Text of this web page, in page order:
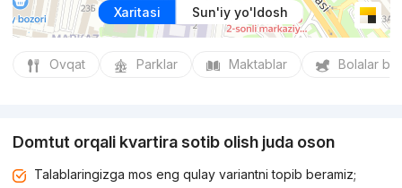
Xaritasi Sun'iy yo'ldosh
Ovqat Parklar Maktablar Bolalar
Domtut orqali kvartira sotib olish juda oson
Talablaringizga mos eng qulay variantni topib beramiz;